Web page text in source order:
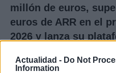
Actualidad - Do Not
Information
millón de euros,
euros de ARR en el
2026 y lanza su
Vidoser, la marca internacional